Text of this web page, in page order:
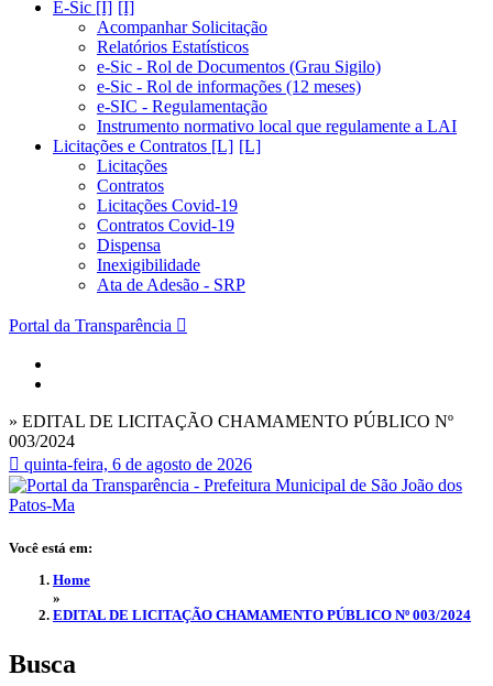
E-Sic [I]
Acompanhar Solicitação
Relatórios Estatísticos
e-Sic - Rol de Documentos (Grau Sigilo)
e-Sic - Rol de informações (12 meses)
e-SIC - Regulamentação
Instrumento normativo local que regulamente a LAI
Licitações e Contratos [L]
Licitações
Contratos
Licitações Covid-19
Contratos Covid-19
Dispensa
Inexigibilidade
Ata de Adesão - SRP
Portal da Transparência
» EDITAL DE LICITAÇÃO CHAMAMENTO PÚBLICO Nº
003/2024
quinta-feira, 6 de agosto de 2026
Você está em:
Home
»
EDITAL DE LICITAÇÃO CHAMAMENTO PÚBLICO Nº 003/2024
Busca